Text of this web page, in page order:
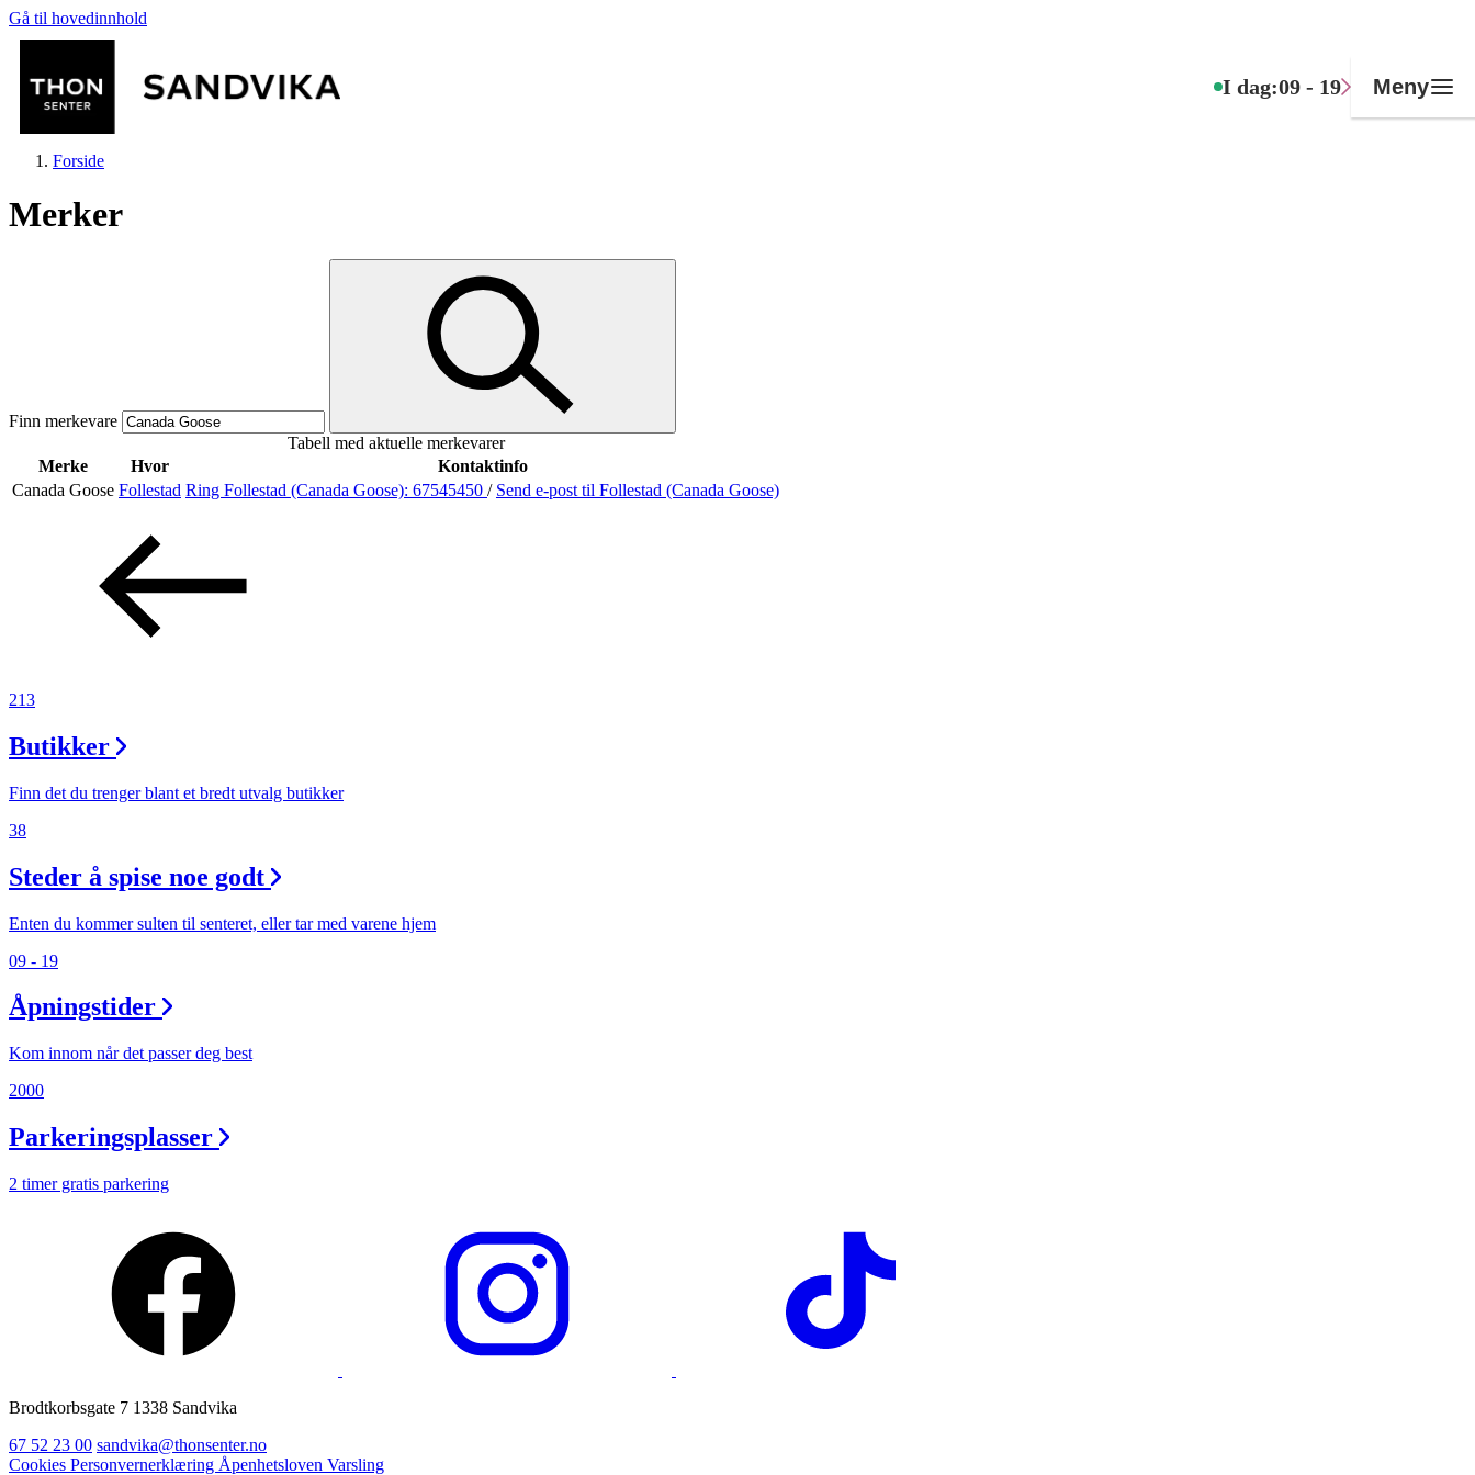
Gå til hovedinnhold
I dag:09 - 19 Meny
Mat og drikke
Helse
Aktiviteter
Tilbud
Inspirasjon
Praktisk informasjon
Finn frem
Min Shopping-app
Forside
Merker
Finn merkevare
Tabell med aktuelle merkevarer
Merke
Hvor
Kontaktinfo
Canada Goose Follestad Ring Follestad (Canada Goose): 67545450 / Send e-post til Follestad (Canada Goose)
213
Butikker
Finn det du trenger blant et bredt utvalg butikker
38
Steder å spise noe godt
Enten du kommer sulten til senteret, eller tar med varene hjem
09 - 19
Åpningstider
Kom innom når det passer deg best
2000
Parkeringsplasser
2 timer gratis parkering
Brodtkorbsgate 7 1338 Sandvika
67 52 23 00 sandvika@thonsenter.no
Cookies Personvernerklæring Åpenhetsloven Varsling